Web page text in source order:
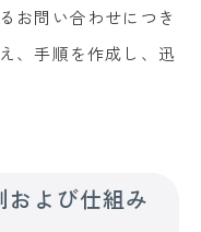
お問い合わせにつき
、手順を作成し、迅
および仕組み